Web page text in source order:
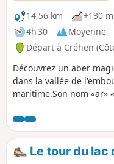
14,56 km
+130 m
4h 30
Moyenne
Départ à Créhen
Découvrez un aber
dans la vallée de
maritime.Son nom «ar»
montante, son lit
écume naturelle due
eaux douces et salées
nature dans toute sa
Le tour du lac